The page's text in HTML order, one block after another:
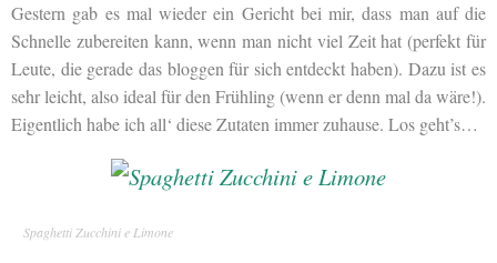
Gestern gab es mal wieder ein Gericht bei mir, dass man auf die
Schnelle zubereiten kann, wenn man nicht viel Zeit hat (perfekt für
Leute, die gerade das bloggen für sich entdeckt haben). Dazu ist es
sehr leicht, also ideal für den Frühling (wenn er denn mal da wäre!).
Eigentlich habe ich all‘ diese Zutaten immer zuhause. Los geht’s…
Spaghetti Zucchini e Limone